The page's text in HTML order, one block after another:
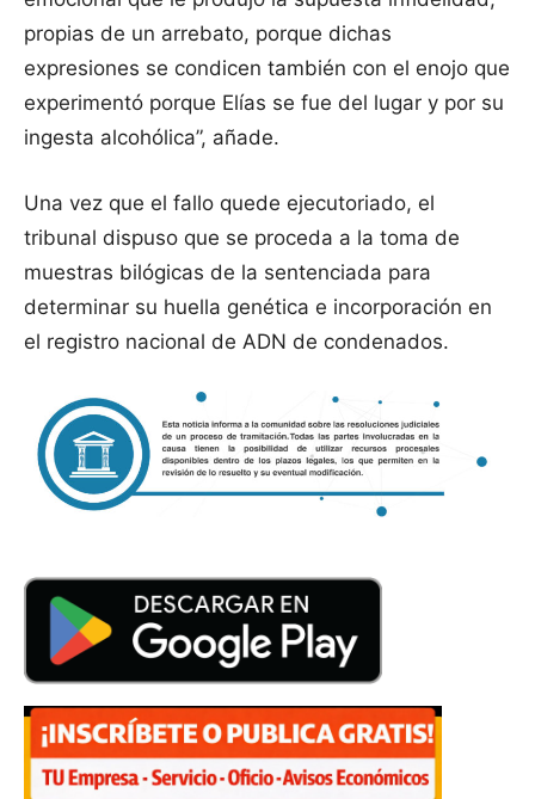
propias de un arrebato, porque dichas
expresiones se condicen también con el enojo que
experimentó porque Elías se fue del lugar y por su
ingesta alcohólica”, añade.
Una vez que el fallo quede ejecutoriado, el
tribunal dispuso que se proceda a la toma de
muestras bilógicas de la sentenciada para
determinar su huella genética e incorporación en
el registro nacional de ADN de condenados.